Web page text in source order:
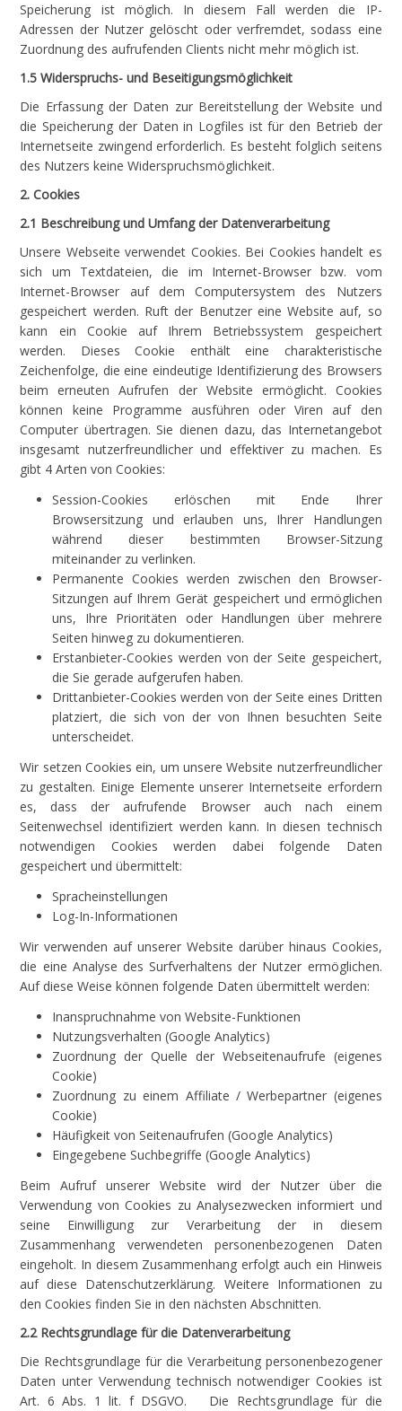
Speicherung ist möglich. In diesem Fall werden die IP-
Adressen der Nutzer gelöscht oder verfremdet, sodass eine
Zuordnung des aufrufenden Clients nicht mehr möglich ist.
1.5 Widerspruchs- und Beseitigungsmöglichkeit
Die Erfassung der Daten zur Bereitstellung der Website und
die Speicherung der Daten in Logfiles ist für den Betrieb der
Internetseite zwingend erforderlich. Es besteht folglich seitens
des Nutzers keine Widerspruchsmöglichkeit.
2. Cookies
2.1 Beschreibung und Umfang der Datenverarbeitung
Unsere Webseite verwendet Cookies. Bei Cookies handelt es
sich um Textdateien, die im Internet-Browser bzw. vom
Internet-Browser auf dem Computersystem des Nutzers
gespeichert werden. Ruft der Benutzer eine Website auf, so
kann ein Cookie auf Ihrem Betriebssystem gespeichert
werden. Dieses Cookie enthält eine charakteristische
Zeichenfolge, die eine eindeutige Identifizierung des Browsers
beim erneuten Aufrufen der Website ermöglicht. Cookies
können keine Programme ausführen oder Viren auf den
Computer übertragen. Sie dienen dazu, das Internetangebot
insgesamt nutzerfreundlicher und effektiver zu machen. Es
gibt 4 Arten von Cookies:
Session-Cookies erlöschen mit Ende Ihrer
Browsersitzung und erlauben uns, Ihrer Handlungen
während dieser bestimmten Browser-Sitzung
miteinander zu verlinken.
Permanente Cookies werden zwischen den Browser-
Sitzungen auf Ihrem Gerät gespeichert und ermöglichen
uns, Ihre Prioritäten oder Handlungen über mehrere
Seiten hinweg zu dokumentieren.
Erstanbieter-Cookies werden von der Seite gespeichert,
die Sie gerade aufgerufen haben.
Drittanbieter-Cookies werden von der Seite eines Dritten
platziert, die sich von der von Ihnen besuchten Seite
unterscheidet.
Wir setzen Cookies ein, um unsere Website nutzerfreundlicher
zu gestalten. Einige Elemente unserer Internetseite erfordern
es, dass der aufrufende Browser auch nach einem
Seitenwechsel identifiziert werden kann. In diesen technisch
notwendigen Cookies werden dabei folgende Daten
gespeichert und übermittelt:
Spracheinstellungen
Log-In-Informationen
Wir verwenden auf unserer Website darüber hinaus Cookies,
die eine Analyse des Surfverhaltens der Nutzer ermöglichen.
Auf diese Weise können folgende Daten übermittelt werden:
Inanspruchnahme von Website-Funktionen
Nutzungsverhalten (Google Analytics)
Zuordnung der Quelle der Webseitenaufrufe (eigenes
Cookie)
Zuordnung zu einem Affiliate / Werbepartner (eigenes
Cookie)
Häufigkeit von Seitenaufrufen (Google Analytics)
Eingegebene Suchbegriffe (Google Analytics)
Beim Aufruf unserer Website wird der Nutzer über die
Verwendung von Cookies zu Analysezwecken informiert und
seine Einwilligung zur Verarbeitung der in diesem
Zusammenhang verwendeten personenbezogenen Daten
eingeholt. In diesem Zusammenhang erfolgt auch ein Hinweis
auf diese Datenschutzerklärung. Weitere Informationen zu
den Cookies finden Sie in den nächsten Abschnitten.
2.2 Rechtsgrundlage für die Datenverarbeitung
Die Rechtsgrundlage für die Verarbeitung personenbezogener
Daten unter Verwendung technisch notwendiger Cookies ist
Art. 6 Abs. 1 lit. f DSGVO. Die Rechtsgrundlage für die